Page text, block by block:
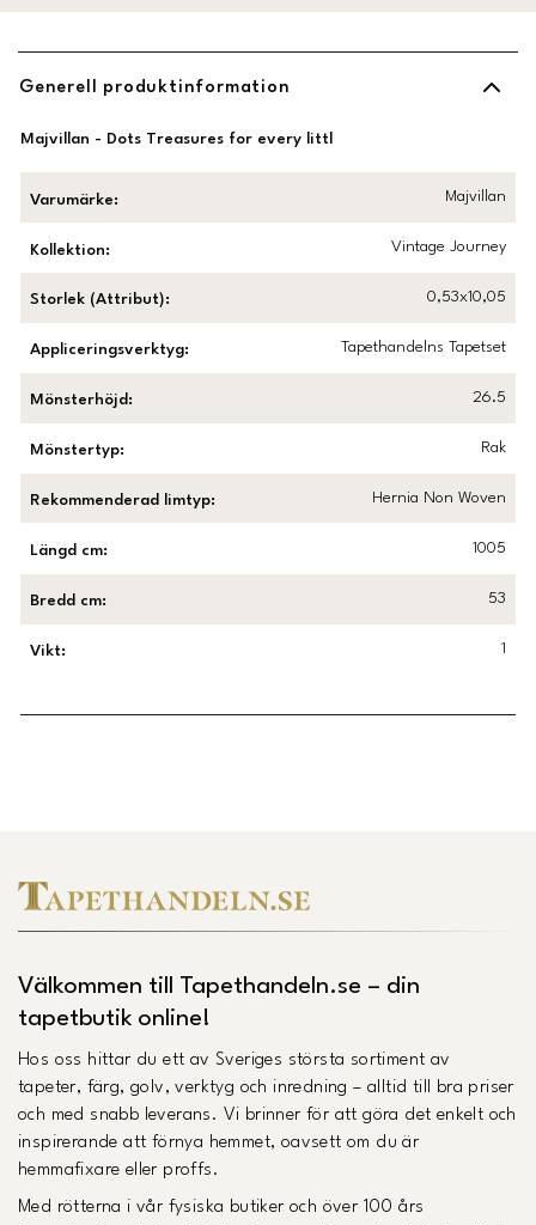
Generell produktinformation
Majvillan - Dots Treasures for every littl
Varumärke: Majvillan
Kollektion: Vintage Journey
Storlek (Attribut): 0,53x10,05
Appliceringsverktyg: Tapethandelns Tapetset
Mönsterhöjd : 26.5
Mönstertyp: Rak
Rekommenderad limtyp: Hernia Non Woven
Längd cm: 1005
Bredd cm: 53
Vikt: 1
Välkommen till Tapethandeln.se – din
tapetbutik online!
Hos oss hittar du ett av Sveriges största sortiment av
tapeter, färg, golv, verktyg och inredning – alltid till bra priser
och med snabb leverans. Vi brinner för att göra det enkelt och
inspirerande att förnya hemmet, oavsett om du är
hemmafixare eller proffs.
Med rötterna i vår fysiska butiker och över 100 års